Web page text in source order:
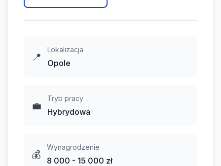
📍
Lokalizacja
Opole
💼
Tryb pracy
Hybrydowa
💰
Wynagrodzenie
8 000 - 15 000 zł